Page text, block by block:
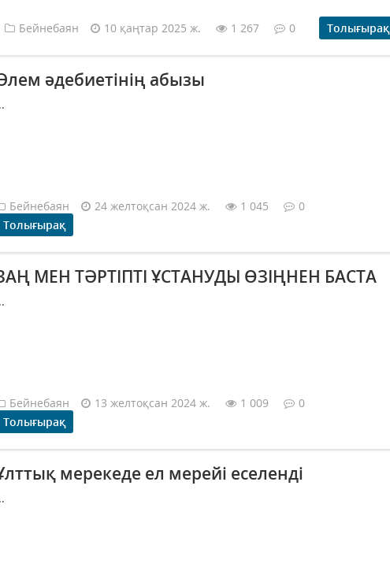
Бейнебаян 10 қаңтар 2025 ж. 1 267 0 Толығырақ
әдебиетінің абызы
Бейнебаян 24 желтоқсан 2024 ж. 1 045
0
Толығырақ
МЕН ТӘРТІПТІ ҰСТАНУДЫ ӨЗІҢНЕН БАСТА
Бейнебаян 13 желтоқсан 2024 ж. 1 009
0
Толығырақ
мерекеде ел мерейі еселенді